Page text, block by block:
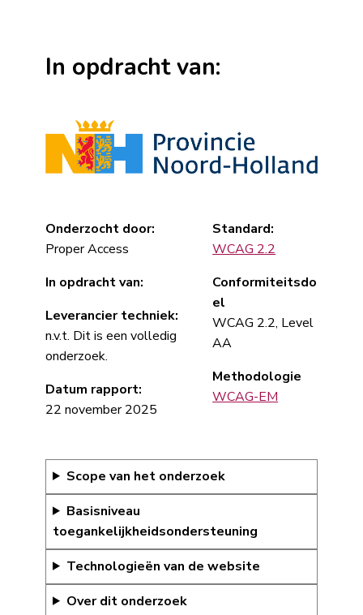
In opdracht van:
Onderzocht door:
Proper Access
In opdracht van:
Leverancier techniek:
n.v.t. Dit is een volledig
onderzoek.
Datum rapport:
22 november 2025
Standard:
WCAG 2.2
Conformiteitsdo
el
WCAG 2.2, Level
AA
Methodologie
WCAG-EM
Scope van het onderzoek
Basisniveau
toegankelijkheidsondersteuning
Technologieën van de website
Over dit onderzoek